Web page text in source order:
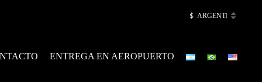
$
ENTREGA EN AEROPUERTO